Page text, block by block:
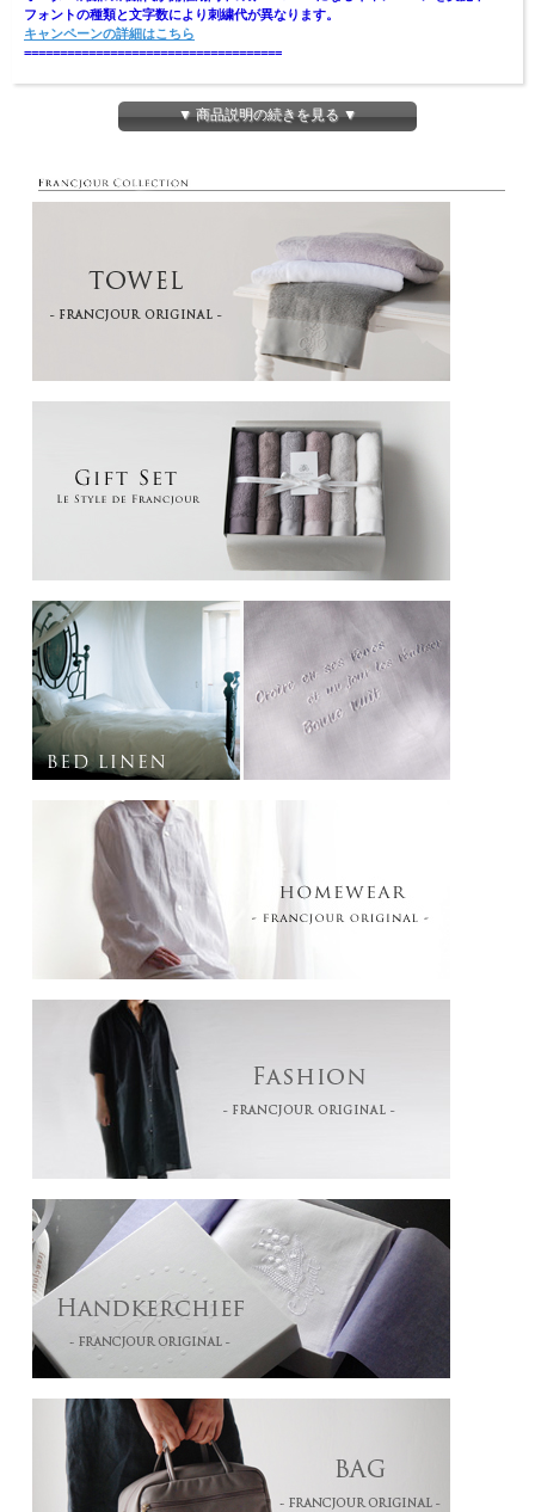
フォントの種類と文字数により刺繍代が異なります。
キャンペーンの詳細はこちら
====================================
100% ピマコットン
カラー
サーブル／ムタルド／ヴェール／グリーアシェ／ブルーモ
ネ／ブルーニュイ
超長綿のピマコットン「エンジェル」100％のタオルです。
発色の良い滑らかな糸を使うことで、ニュアンスのある色を表現しました。
甘撚りのタオルは、ボリュームを残しながらもとても軽くソフトな風合い。
また、毛羽を内側に巻き込む紡績方法のため、毛羽落ちしにくく、シルクのような
光沢と滑らかさが特徴です。
パリのアンニュイな情景を色で表現しました。
SABLE サーブル： チュイルリー公園の乾いた地面の砂の色
MOUTARDE ムタルド： 其処此処にあるマロニエの実が黄色く色付き
VERT ヴェール： マロニエの葉もパリの光を通すとグレイッシュなグリーン
▼ 商品説明の続きを見る ▼